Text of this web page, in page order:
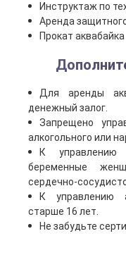
Инструктаж по
Аренда
Прокат аквабайка
Для аренды
денежный залог.
Запрещено
алкогольного или
К управлению
беременные
сердечно-
К управлению
старше 16 лет.
Не забудьте